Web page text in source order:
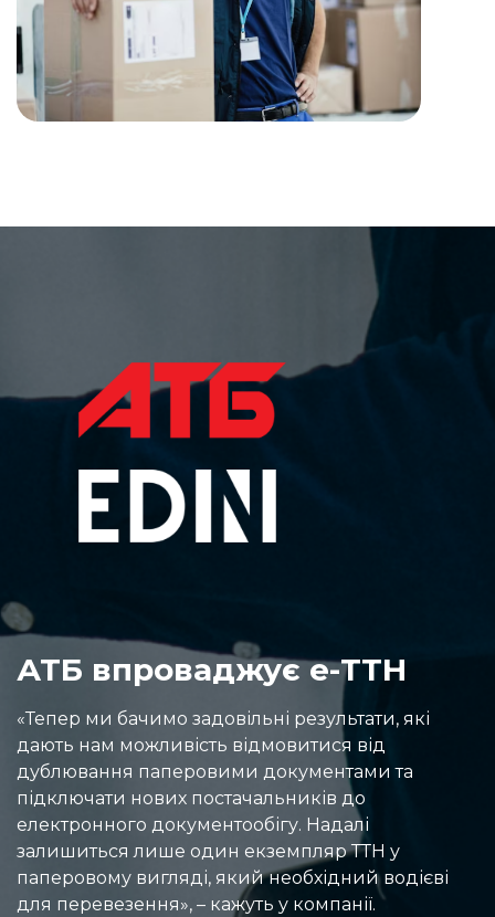
АТБ впроваджує е-ТТН
«Тепер ми бачимо задовільні результати, які
дають нам можливість відмовитися від
дублювання паперовими документами та
підключати нових постачальників до
електронного документообігу. Надалі
залишиться лише один екземпляр ТТН у
паперовому вигляді, який необхідний водієві
для перевезення», – кажуть у компанії.